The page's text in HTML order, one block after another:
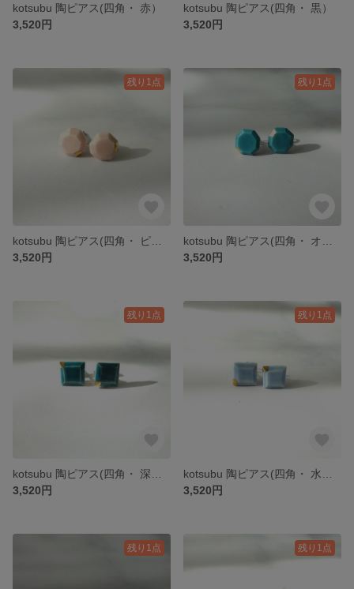
kotsubu 陶ピアス(四角・ 赤）
3,520円
kotsubu 陶ピアス(四角・ 黒）
3,520円
残り1点
3,520円
残り1点
3,520円
残り1点
3,520円
残り1点
3,520円
残り1点 残り1点